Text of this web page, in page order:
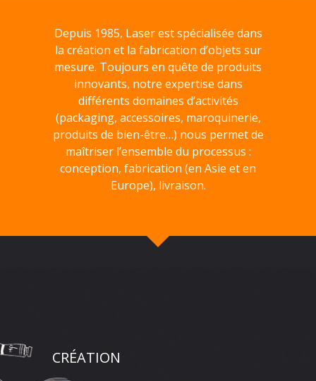
Depuis 1985, Laser est spécialisée dans
la création et la fabrication d’objets sur
mesure. Toujours en quête de produits
innovants, notre expertise dans
différents domaines d’activités
(packaging, accessoires, maroquinerie,
produits de bien-être…) nous permet de
maîtriser l’ensemble du processus :
conception, fabrication (en Asie et en
Europe), livraison.
CRÉATION